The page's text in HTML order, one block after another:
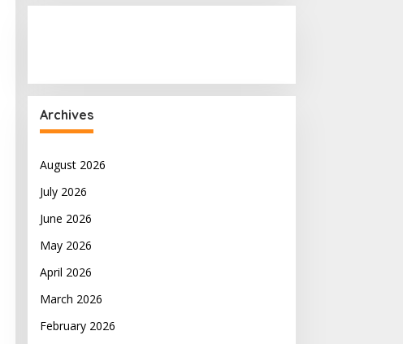
Archives
August 2026
July 2026
June 2026
May 2026
April 2026
March 2026
February 2026